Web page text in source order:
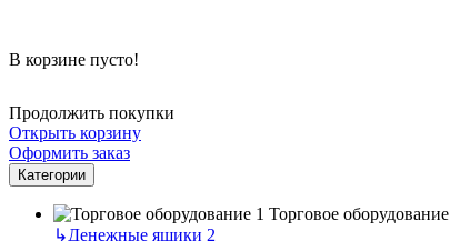
В корзине пусто!
Продолжить покупки
Открыть корзину
Оформить заказ
Категории
Торговое оборудование
↳Денежные ящики 2